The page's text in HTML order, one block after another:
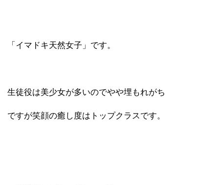
「イマドキ天然女子」です。
生徒役は美少女が多いのでやや埋もれがち
ですが笑顔の癒し度はトップクラスです。